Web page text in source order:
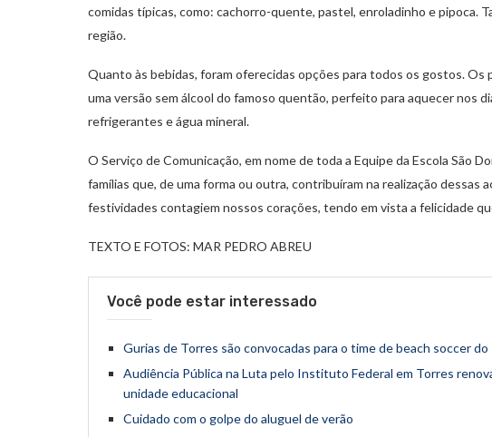
comidas típicas, como: cachorro-quente, pastel, enroladinho e pipoca.
região.
Quanto às bebidas, foram oferecidas opções para todos os gostos. Os
uma versão sem álcool do famoso quentão, perfeito para aquecer nos
refrigerantes e água mineral.
O Serviço de Comunicação, em nome de toda a Equipe da Escola São
famílias que, de uma forma ou outra, contribuíram na realização dessas
festividades contagiem nossos corações, tendo em vista a felicidade
TEXTO E FOTOS: MAR PEDRO ABREU
Você pode estar interessado
Gurias de Torres são convocadas para o time de beach soccer
Audiência Pública na Luta pelo Instituto Federal em Torres
unidade educacional
Cuidado com o golpe do aluguel de verão